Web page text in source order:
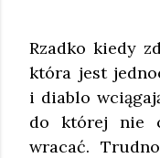
Rzadko kiedy
która jest
i diablo
do której nie
wracać.